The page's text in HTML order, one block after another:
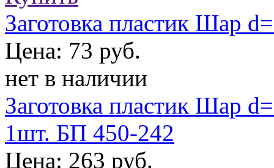
Заготовка пластик Шар
Цена: 73 руб.
нет в наличии
Заготовка пластик Шар
1шт. БП 450-242
Цена: 263 руб.